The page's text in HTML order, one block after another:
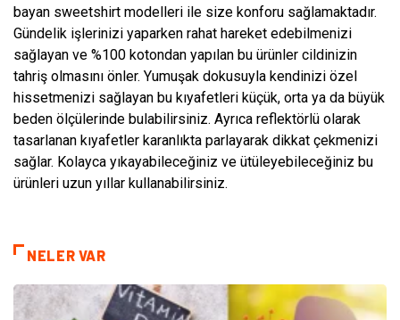
bayan sweetshirt modelleri ile size konforu sağlamaktadır.
Gündelik işlerinizi yaparken rahat hareket edebilmenizi
sağlayan ve %100 kotondan yapılan bu ürünler cildinizin
tahriş olmasını önler. Yumuşak dokusuyla kendinizi özel
hissetmenizi sağlayan bu kıyafetleri küçük, orta ya da büyük
beden ölçülerinde bulabilirsiniz. Ayrıca reflektörlü olarak
tasarlanan kıyafetler karanlıkta parlayarak dikkat çekmenizi
sağlar. Kolayca yıkayabileceğiniz ve ütüleyebileceğiniz bu
ürünleri uzun yıllar kullanabilirsiniz.
NELER VAR